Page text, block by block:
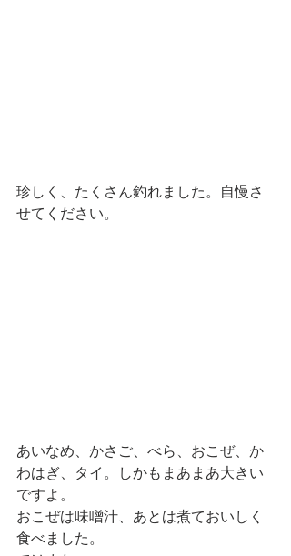
珍しく、たくさん釣れました。自慢さ
せてください。
あいなめ、かさご、べら、おこぜ、か
わはぎ、タイ。しかもまあまあ大きい
ですよ。
おこぜは味噌汁、あとは煮ておいしく
食べました。